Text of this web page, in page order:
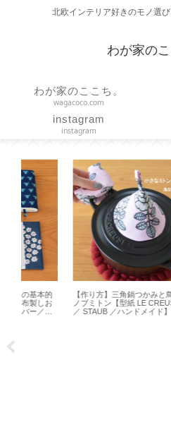
北欧インテリア好きのモノ選
わが家のこ
わが家のここち。
wagacoco.com
instagram
instagram
【作り方】三角鍋つかみと鳥型の
ノブミトン【型紙 LE CREUSET
／ STAUB ／ハンドメイド】